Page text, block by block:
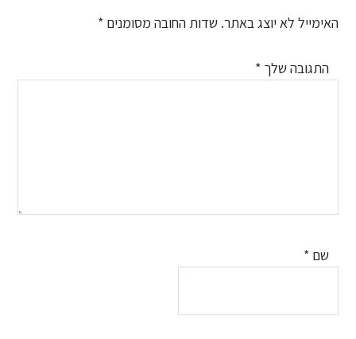
Interactions
האימייל לא יוצג באתר. שדות החובה מסומנים *
התגובה שלך *
שם *